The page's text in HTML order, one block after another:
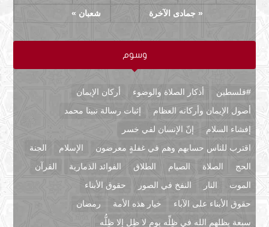
« جمادى الآخرة شعبان »
وسوم
#فلسطين أذكار الصلاة والوضوء
أركان الإيمان
أصول الإيمان وأركانه العظام
إثبات رسالة نبينا محمد
إفشاء السلام
إنّ الإنسان لفي خسر
اقترب للناس حسابهم وهم في غفلةٍ معرضون
الإسلام
الجنة
الحج
الصلاة الصيام الطلاق الفوائد الذمارية
القرآن
الموت
النار النفخ في الصور
حقوق الأبناء
حقوق الأبناء على الآباء
خيار هذه الأمة
رمضان
سبعة يظلهم الله في ظِلِّه يوم لا ظِل إلا ظِلُّه